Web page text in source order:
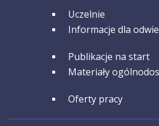
GRUPA 3Uczelnie
Informacje dla
GRUPA 4Publikacje na start
Materiały
GRUPA 5Oferty pracy